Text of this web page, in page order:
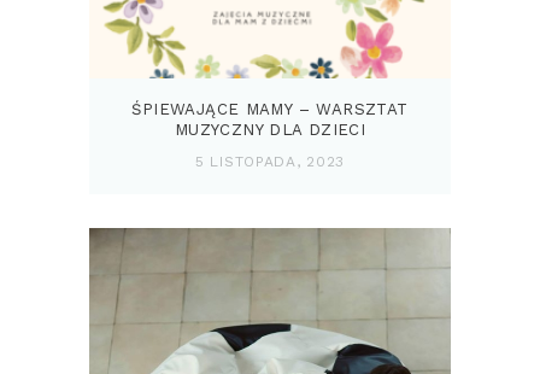
ŚPIEWAJĄCE MAMY – WARSZTAT
MUZYCZNY DLA DZIECI
5 LISTOPADA, 2023